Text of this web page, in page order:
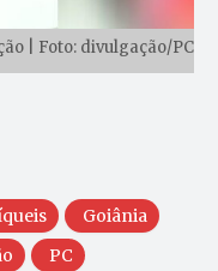
| Foto: divulgação/PC
Goiânia
PC